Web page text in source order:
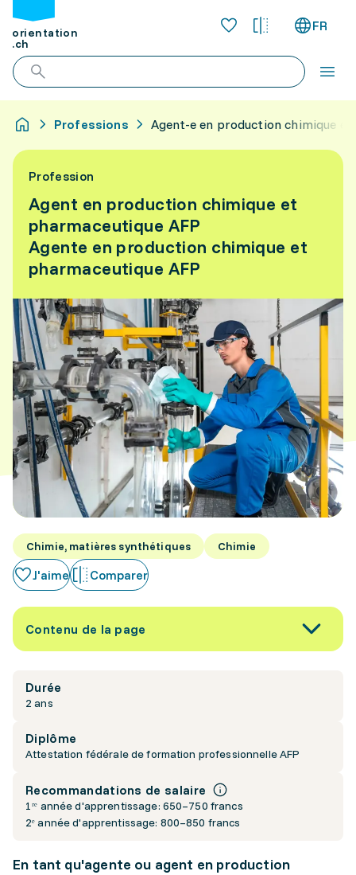
orientation
.ch
FR
Professions Agent-e en production chimique et
Profession
Agent en production chimique et
pharmaceutique AFP
Agente en production chimique et
pharmaceutique AFP
Chimie, matières synthétiques Chimie
J'aime Comparer
Contenu de la page
Durée
2 ans
Diplôme
Attestation fédérale de formation professionnelle AFP
Recommandations de salaire
1ʳᵉ année d'apprentissage: 650–750 francs
2ᵉ année d'apprentissage: 800–850 francs
En tant qu'agente ou agent en production